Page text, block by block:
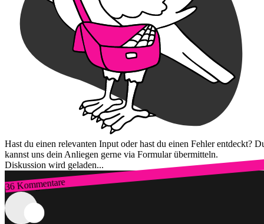
Hast du einen relevanten Input oder hast du einen Fehler entdeckt?
kannst uns dein Anliegen gerne via Formular übermitteln.
Diskussion wird geladen...
36 Kommentare
Zum Login